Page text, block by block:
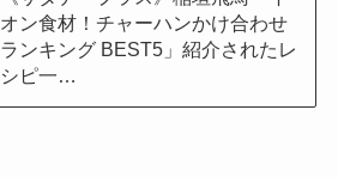
オン食材！チャーハンかけ合わせ
ランキング BEST5」紹介されたレ
シピ一…